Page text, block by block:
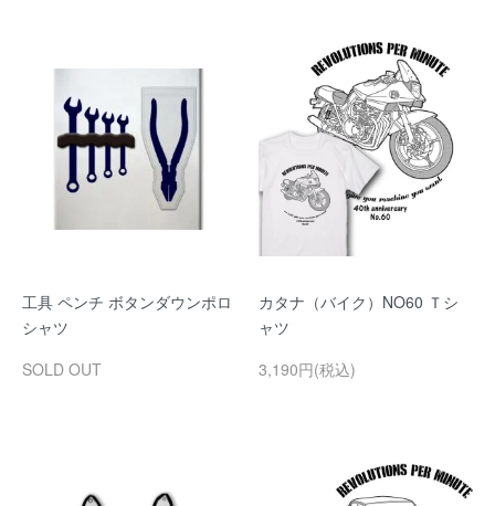
工具 ペンチ ボタンダウンポロ
シャツ
SOLD OUT
カタナ（バイク）NO60 Ｔシ
ャツ
3,190円(税込)